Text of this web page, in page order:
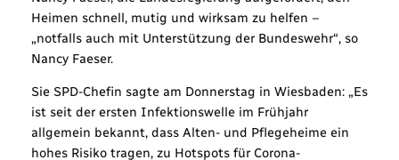
Heimen schnell, mutig und wirksam zu helfen –
„notfalls auch mit Unterstützung der Bundeswehr“, so
Nancy Faeser.
Sie SPD-Chefin sagte am Donnerstag in Wiesbaden: „Es
ist seit der ersten Infektionswelle im Frühjahr
allgemein bekannt, dass Alten- und Pflegeheime ein
hohes Risiko tragen, zu Hotspots für Corona-